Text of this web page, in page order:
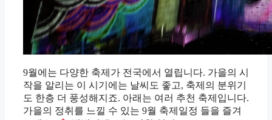
9월에는 다양한 축제가 전국에서 열립니다. 가을의 시
작을 알리는 이 시기에는 날씨도 좋고, 축제의 분위기
도 한층 더 풍성해지죠. 아래는 여러 추천 축제입니다.
가을의 정취를 느낄 수 있는 9월 축제일정 들을 즐겨